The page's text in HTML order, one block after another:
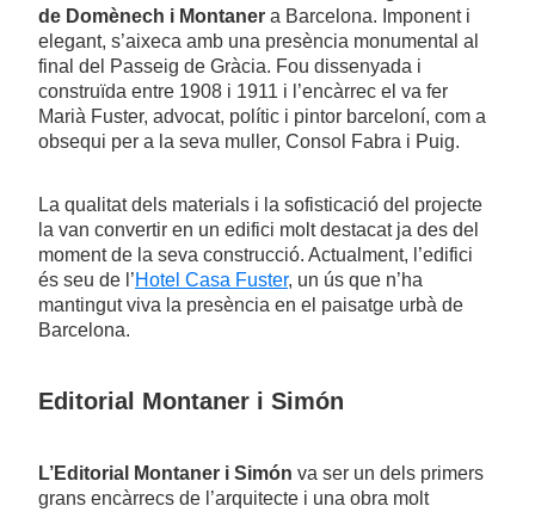
de Domènech i Montaner a Barcelona. Imponent i
elegant, s’aixeca amb una presència monumental al
final del Passeig de Gràcia. Fou dissenyada i
construïda entre 1908 i 1911 i l’encàrrec el va fer
Marià Fuster, advocat, polític i pintor barceloní, com a
obsequi per a la seva muller, Consol Fabra i Puig.
La qualitat dels materials i la sofisticació del projecte
la van convertir en un edifici molt destacat ja des del
moment de la seva construcció. Actualment, l’edifici
és seu de l’Hotel Casa Fuster, un ús que n’ha
mantingut viva la presència en el paisatge urbà de
Barcelona.
Editorial Montaner i Simón
L’Editorial Montaner i Simón va ser un dels primers
grans encàrrecs de l’arquitecte i una obra molt